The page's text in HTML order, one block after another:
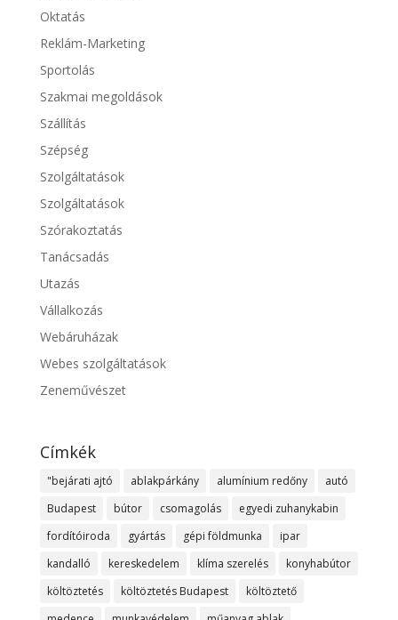
Oktatás
Reklám-Marketing
Sportolás
Szakmai megoldások
Szállítás
Szépség
Szolgáltatások
Szolgáltatások
Szórakoztatás
Tanácsadás
Utazás
Vállalkozás
Webáruházak
Webes szolgáltatások
Zeneművészet
Címkék
"bejárati ajtó ablakpárkány alumínium redőny
autó
Budapest
bútor csomagolás
egyedi zuhanykabin
fordítóiroda
gyártás gépi földmunka
ipar
kandalló
kereskedelem klíma szerelés
konyhabútor
költöztetés
költöztetés Budapest
költöztető